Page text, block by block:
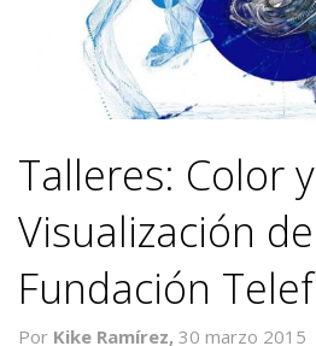
Crear Cuenta
Talleres: Color y
Visualización
Fundación
Por Kike Ramírez, 30 marzo 2015